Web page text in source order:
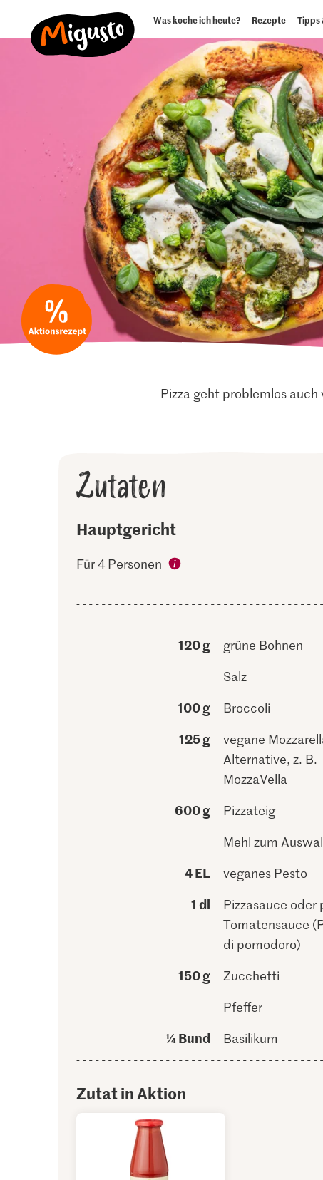
Was koche ich heute? Rezepte Tipps
Pizza geht problemlos
Zutaten
Hauptgericht
Für 4 Personen
120 g
grüne Bohnen
Salz
100 g Broccoli
125 g
vegane
Alternative, z. B.
MozzaVella
600 g
Pizzateig
Mehl zum
4 EL veganes Pesto
1 dl
Pizzasauce oder
Tomatensauce
di pomodoro)
150 g
Zucchetti
Pfeffer
¼ Bund Basilikum
Zutat in Aktion